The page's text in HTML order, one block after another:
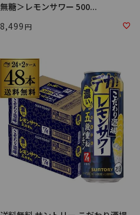
無糖＞レモンサワー 500...
8,499